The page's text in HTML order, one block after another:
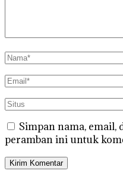
Simpan nama, email,
peramban ini untuk